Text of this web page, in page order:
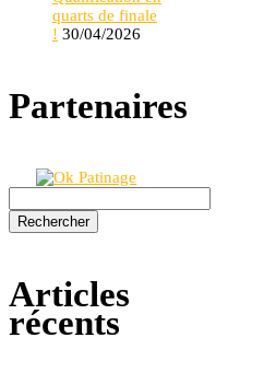
quarts de finale
! 30/04/2026
Partenaires
Rechercher :
Articles
récents